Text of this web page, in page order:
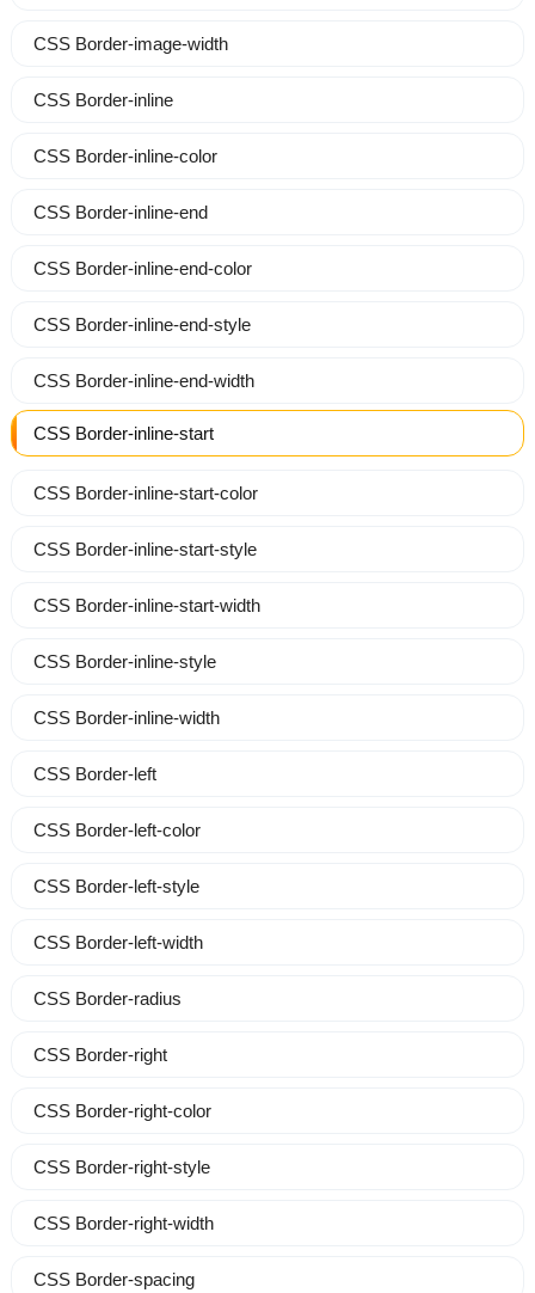
CSS Border-image-width
CSS Border-inline
CSS Border-inline-color
CSS Border-inline-end
CSS Border-inline-end-color
CSS Border-inline-end-style
CSS Border-inline-end-width
CSS Border-inline-start
CSS Border-inline-start-color
CSS Border-inline-start-style
CSS Border-inline-start-width
CSS Border-inline-style
CSS Border-inline-width
CSS Border-left
CSS Border-left-color
CSS Border-left-style
CSS Border-left-width
CSS Border-radius
CSS Border-right
CSS Border-right-color
CSS Border-right-style
CSS Border-right-width
CSS Border-spacing